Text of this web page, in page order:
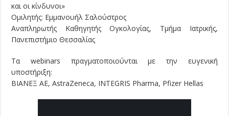
και οι κίνδυνοι»
Ομιλητής: Εμμανουήλ Σαλούστρος
Αναπληρωτής Καθηγητής Ογκολογίας, Τμήμα Ιατρικής,
Πανεπιστήμιο Θεσσαλίας
Τα webinars πραγματοποιούνται με την ευγενική
υποστήριξη:
ΒΙΑΝΕΞ ΑΕ, AstraZeneca, INTEGRIS Pharma, Pfizer Hellas